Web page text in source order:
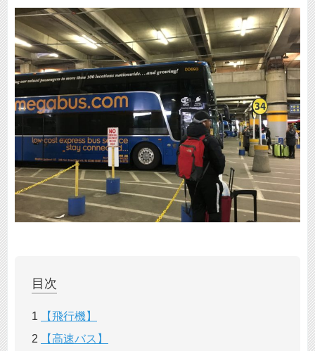
目次
1
【飛行機】
2
【高速バス】